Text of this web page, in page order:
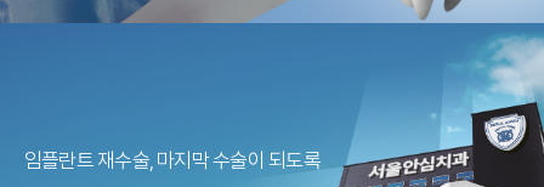
임플란트 재수술, 마지막 수술이 되도록